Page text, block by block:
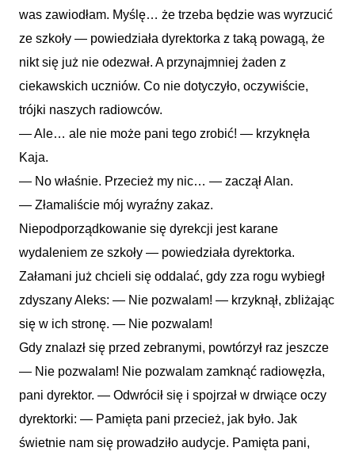
was zawiodłam. Myślę… że trzeba będzie was wyrzucić
ze szkoły — powiedziała dyrektorka z taką powagą, że
nikt się już nie odezwał. A przynajmniej żaden z
ciekawskich uczniów. Co nie dotyczyło, oczywiście,
trójki naszych radiowców.
— Ale… ale nie może pani tego zrobić! — krzyknęła
Kaja.
— No właśnie. Przecież my nic… — zaczął Alan.
— Złamaliście mój wyraźny zakaz.
Niepodporządkowanie się dyrekcji jest karane
wydaleniem ze szkoły — powiedziała dyrektorka.
Załamani już chcieli się oddalać, gdy zza rogu wybiegł
zdyszany Aleks: — Nie pozwalam! — krzyknął, zbliżając
się w ich stronę. — Nie pozwalam!
Gdy znalazł się przed zebranymi, powtórzył raz jeszcze
— Nie pozwalam! Nie pozwalam zamknąć radiowęzła,
pani dyrektor. — Odwrócił się i spojrzał w drwiące oczy
dyrektorki: — Pamięta pani przecież, jak było. Jak
świetnie nam się prowadziło audycje. Pamięta pani,